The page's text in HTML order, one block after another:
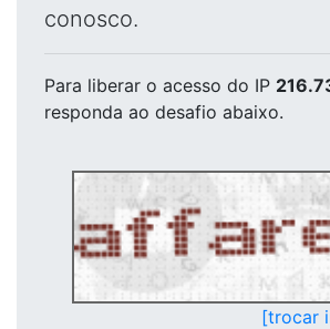
conosco.
Para liberar o acesso do IP
responda ao desafio abaixo.
[trocar